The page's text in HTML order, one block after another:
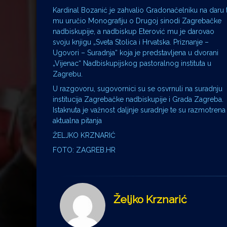
Kardinal Bozanić je zahvalio Gradonačelniku na daru
mu uručio Monografiju o Drugoj sinodi Zagrebačke
nadbiskupije, a nadbiskup Eterović mu je darovao
svoju knjigu „Sveta Stolica i Hrvatska. Priznanje –
Ugovori – Suradnja“ koja je predstavljena u dvorani
„Vijenac“ Nadbiskupijskog pastoralnog instituta u
Zagrebu.
U razgovoru, sugovornici su se osvrnuli na suradnju
institucija Zagrebačke nadbiskupije i Grada Zagreba.
Istaknuta je važnost daljnje suradnje te su razmotrena
aktualna pitanja
ŽELJKO KRZNARIĆ
FOTO: ZAGREB.HR
Željko Krznarić